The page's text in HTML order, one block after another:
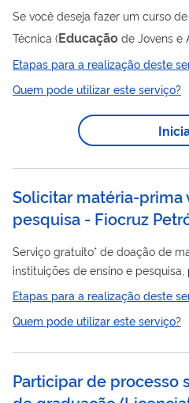
Se você deseja fazer um curso de
Técnica (Educação de Jovens e
Subsequente) neste Instituto, é
vaga por meio do Processo de
Etapas para a realização deste
Quem pode utilizar este serviço?
Solicitar matéria-prima
pesquisa - Fiocruz
Serviço gratuito* de doação de
instituições de ensino e
solicitação deverá ser feita através
análise de viabilidade,
solicitante para detalhar a
naturais (Perfil químico), Banco
Etapas para a realização deste
Quem pode utilizar este serviço?
Participar de processo